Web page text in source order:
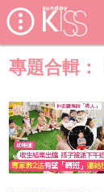
專題合輯：